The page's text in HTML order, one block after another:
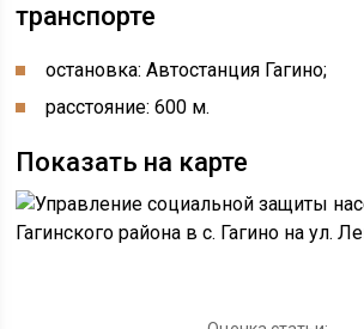
транспорте
остановка: Автостанция Гагино;
расстояние: 600 м.
Показать на карте